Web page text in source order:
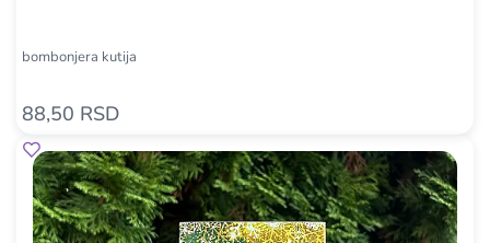
bombonjera kutija
88,50 RSD